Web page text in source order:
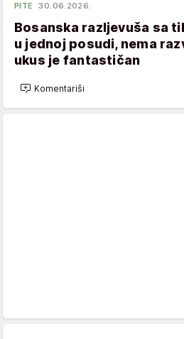
PITE 30.06.2026.
Bosanska razljevuša sa
u jednoj posudi, nema
ukus je fantastičan
Komentariši